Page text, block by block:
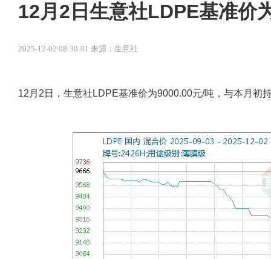
12月2日生意社LDPE基准价
2025-12-02 08:30:01 来源：生意社
12月2日，生意社LDPE基准价为9000.00元/吨，与本月初